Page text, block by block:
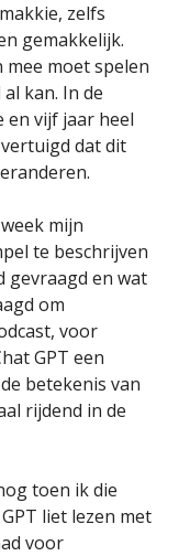
zelfs
gemakkelijk.
moet spelen
kan. In de
en vijf jaar heel
dat dit
mijn
te beschrijven
gevraagd en wat
om
voor
GPT een
betekenis van
rijdend in de
toen ik die
liet lezen met
voor